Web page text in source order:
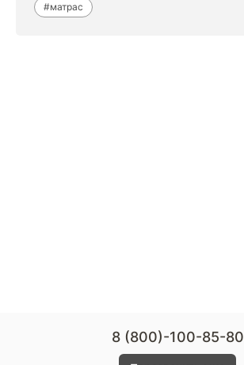
#матрас
8 (800)-100-85-80